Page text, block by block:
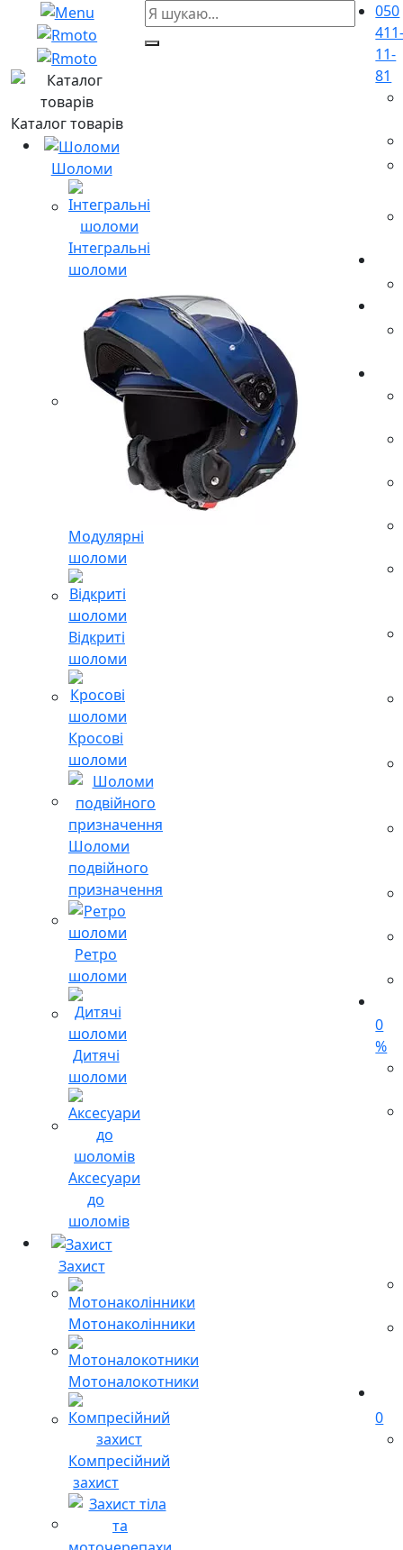
Каталог товарів
Шоломи
Інтегральні
шоломи
Модулярні
шоломи
Відкриті
шоломи
Кросові
шоломи
Шоломи
подвійного
призначення
Ретро
шоломи
Дитячі
шоломи
Аксесуари
до
шоломів
Захист
Мотонаколінники
Мотоналокотники
Компресійний
захист
050
11-
81
0
%
0